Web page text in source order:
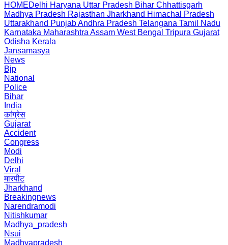
HOMEDelhi Haryana Uttar Pradesh Bihar Chhattisgarh
Madhya Pradesh Rajasthan Jharkhand Himachal Pradesh
Uttarakhand PunjabAndhra Pradesh Telangana Tamil Nadu
Karnataka Maharashtra Assam West Bengal Tripura Gujarat
Odisha Kerala
Jansamasya
News
Bjp
National
Police
Bihar
India
कांग्रेस
Gujarat
Accident
Congress
Modi
Delhi
Viral
मारपीट
Jharkhand
Breakingnews
Narendramodi
Nitishkumar
Madhya_pradesh
Nsui
Madhyapradesh